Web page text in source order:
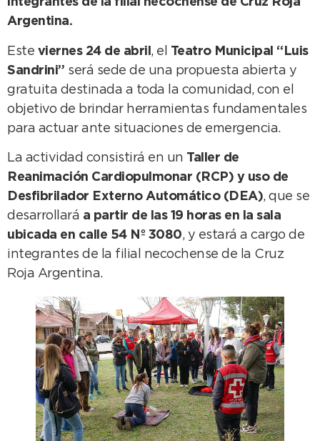
integrantes de la filial necochense de Cruz Roja
Argentina.
Este viernes 24 de abril , el Teatro Municipal “Luis
Sandrini” será sede de una propuesta abierta y
gratuita destinada a toda la comunidad, con el
objetivo de brindar herramientas fundamentales
para actuar ante situaciones de emergencia.
La actividad consistirá en un Taller de
Reanimación Cardiopulmonar (RCP) y uso de
Desfibrilador Externo Automático (DEA), que se
desarrollará a partir de las 19 horas en la sala
ubicada en calle 54 Nº 3080, y estará a cargo de
integrantes de la filial necochense de la Cruz
Roja Argentina.